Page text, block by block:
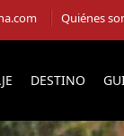
Quiénes
DESTINO